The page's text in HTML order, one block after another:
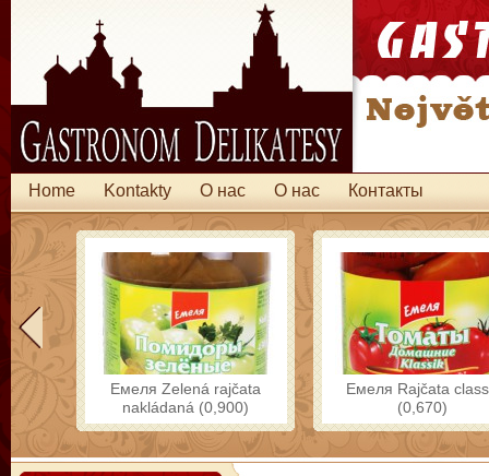
Home Kontakty O нас O нас Контакты
Емеля Zelená rajčata
nakládaná (0,900)
Емеля Rajčata
(0,670)